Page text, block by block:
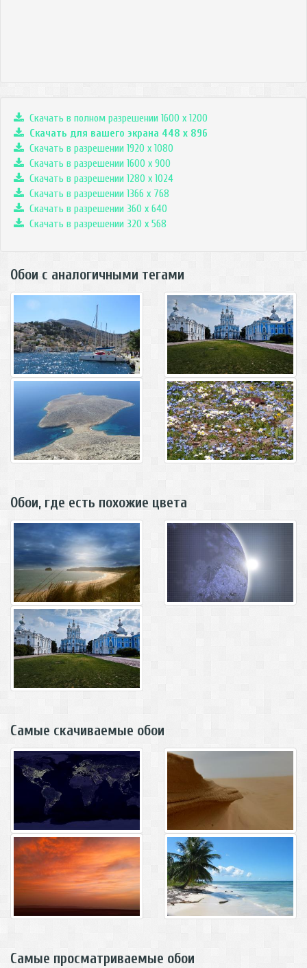
Скачать в полном разрешении 1600 x 1200
Скачать для вашего экрана 448 x 896
Скачать в разрешении 1920 x 1080
Скачать в разрешении 1600 x 900
Скачать в разрешении 1280 x 1024
Скачать в разрешении 1366 x 768
Скачать в разрешении 360 x 640
Скачать в разрешении 320 x 568
Обои с аналогичными тегами
Обои, где есть похожие цвета
Самые скачиваемые обои
Самые просматриваемые обои